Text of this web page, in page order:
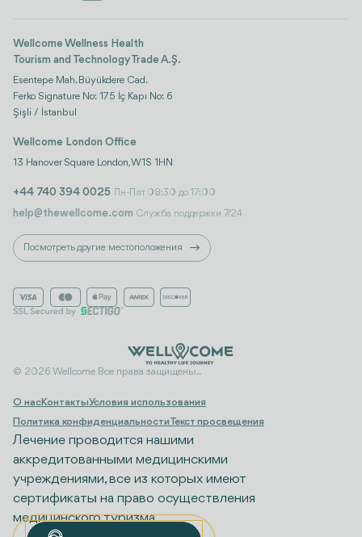
Wellcome Wellness Health
Tourism and Technology Trade A.Ş.
Esentepe Mah. Büyükdere Cad.
Ferko Signature No: 175 İç Kapı No: 6
Şişli / İstanbul
Wellcome London Office
13 Hanover Square London, W1S 1HN
+44 740 394 0025 Пн-Пят 08:30 до 17:00
help@thewellcome.com Служба поддержки 7/24
Посмотреть другие местоположения
© 2026 Wellcome Все права защищены..
О насКонтактыУсловия использования
Политика конфиденциальностиТекст просвещения
Лечение проводится нашими
аккредитованными медицинскими
учреждениями, все из которых имеют
сертификаты на право осуществления
медицинского туризма.